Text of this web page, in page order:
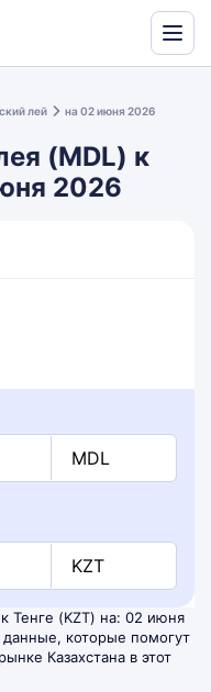
Translate
лей на 02 июня 2026
(MDL) к
2026
MDL
KZT
Тенге (KZT) на: 02 июня
которые помогут
Казахстана в этот